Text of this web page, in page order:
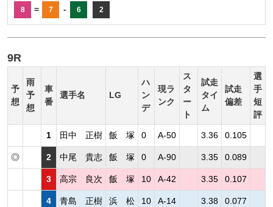
8 = 7 - 6 2
9R
予
想
雨
予
想
車
番
選手名 LG
ハ
ン
デ
現ラ
ンク
ス
タ
ー
ト
試走
タイ
ム
試走
偏差
選
手
短
評
1 田中 正樹 飯 塚 0 A-50 3.36 0.105
◎ 2 中尾 貴志 飯 塚 0 A-90 3.35 0.089
3 高宗 良次 飯 塚 10 A-42 3.35 0.107
4 青島 正樹 浜 松 10 A-14 3.38 0.077